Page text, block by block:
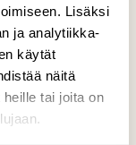
Lisäksi
ja analytiikka-
käytät
näitä
tai joita on
Tornion
Tornio